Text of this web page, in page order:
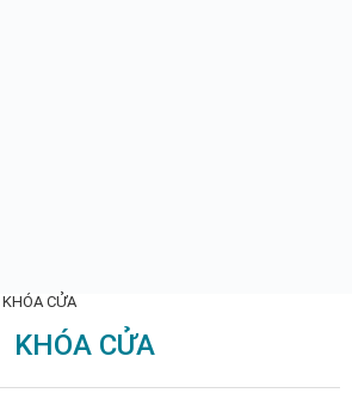
KHÓA CỬA
KHÓA CỬA